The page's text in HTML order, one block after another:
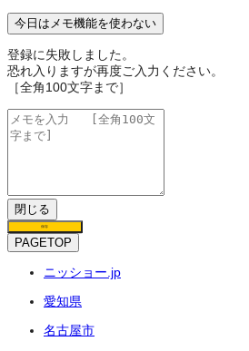
今日はメモ機能を使わない
登録に失敗しました。
恐れ入りますが再度ご入力ください。
［全角100文字まで］
閉じる
保存
PAGETOP
ニッショー.jp
愛知県
名古屋市